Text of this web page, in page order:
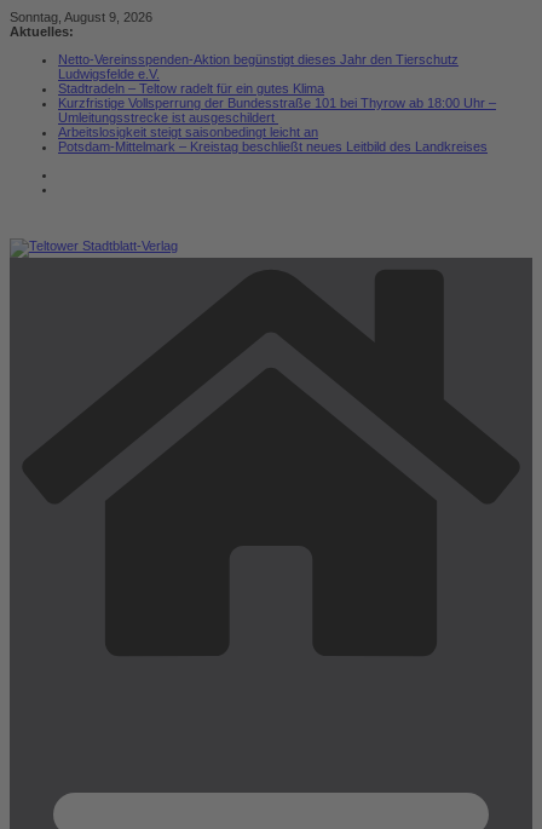
Zum
Inhalt
Sonntag, August 9, 2026
Aktuelles:
Netto-Vereinsspenden-Aktion begünstigt dieses Jahr den Tierschutz
Ludwigsfelde e.V.
Stadtradeln – Teltow radelt für ein gutes Klima
Kurzfristige Vollsperrung der Bundesstraße 101 bei Thyrow ab 18:00 Uhr –
Umleitungsstrecke ist ausgeschildert
Arbeitslosigkeit steigt saisonbedingt leicht an
Potsdam-Mittelmark – Kreistag beschließt neues Leitbild des Landkreises